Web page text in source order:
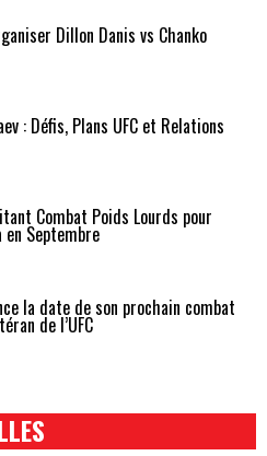
Dillon Danis vs Chanko
: Défis, Plans UFC et Relations
Combat Poids Lourds pour
en Septembre
la date de son prochain combat
de l’UFC